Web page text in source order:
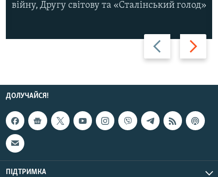
Назад Вперед
війну, Другу світову та «Сталінський голод»
ДОЛУЧАЙСЯ!
ПІДТРИМКА